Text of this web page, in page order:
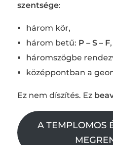
szentsége:
három kör,
három betű: P – S – F,
háromszögbe
középpontban a
Ez nem díszítés. Ez
A TEMPLOMOS